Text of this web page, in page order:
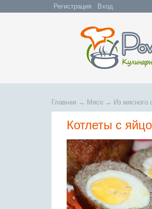
Регистрация Вход
Главная → Мясо → Из мясного
Котлеты с